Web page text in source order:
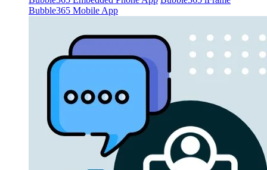
Bubble365 Mobile App